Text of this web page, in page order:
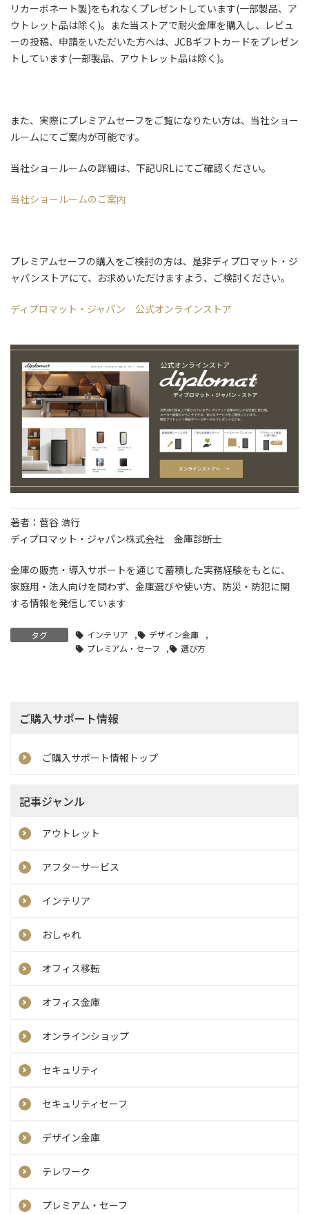
リカーボネート製)をもれなくプレゼントしています(一部製品、ア
ウトレット品は除く)。また当ストアで耐火金庫を購入し、レビュ
ーの投稿、申請をいただいた方へは、JCBギフトカードをプレゼン
トしています(一部製品、アウトレット品は除く)。
また、実際にプレミアムセーフをご覧になりたい方は、当社ショー
ルームにてご案内が可能です。
当社ショールームの詳細は、下記URLにてご確認ください。
当社ショールームのご案内
プレミアムセーフの購入をご検討の方は、是非ディプロマット・ジ
ャパンストアにて、お求めいただけますよう、ご検討ください。
ディプロマット・ジャパン 公式オンラインストア
著者：菅谷 浩行
ディプロマット・ジャパン株式会社 金庫診断士
金庫の販売・導入サポートを通じて蓄積した実務経験をもとに、
家庭用・法人向けを問わず、金庫選びや使い方、防災・防犯に関
する情報を発信しています
タグ インテリア , デザイン金庫
,
プレミアム・セーフ
, 選び方
ご購入サポート情報
ご購入サポート情報トップ
記事ジャンル
アウトレット
アフターサービス
インテリア
おしゃれ
オフィス移転
オフィス金庫
オンラインショップ
セキュリティ
セキュリティセーフ
デザイン金庫
テレワーク
プレミアム・セーフ